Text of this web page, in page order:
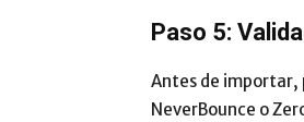
Paso 5:
Antes de importar,
NeverBounce o